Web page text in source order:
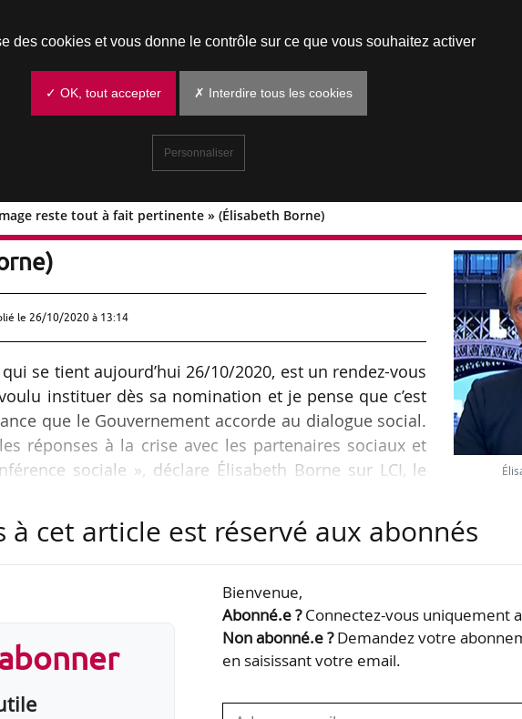
reste tout à fait pertinente » (Élisabeth Borne)
chômage reste tout à fait
le 26/10/2020 à 13:14
se tient aujourd’hui 26/10/2020, est un rendez-vous
instituer dès sa nomination et je pense que c’est
que le Gouvernement accorde au dialogue social.
réponses à la crise avec les partenaires sociaux et
sociale », déclare Élisabeth Borne sur LCI, le
syndicats de salariés demandent au Gouvernement
chômage : « Le Gouvernement souhaite mener à
pertinente », réaffirme la ministre. « Il…
à cet article est réservé aux abonnés
Bienvenue,
Abonné.e ?Connectez-vous uniquement
Non abonné.e ?Demandez votre
en saisissant votre email.
des cookies et vous donne le contrôle sur ce que vous souhaitez activer
✓ OK, tout accepter ✗ Interdire tous les cookies
Personnaliser